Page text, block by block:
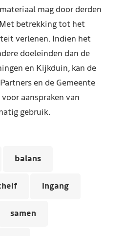
mag door derden
betrekking tot het
verlenen. Indien het
doeleinden dan de
en Kijkduin, kan de
en de Gemeente
aanspraken van
gebruik.
balans
ingang
samen